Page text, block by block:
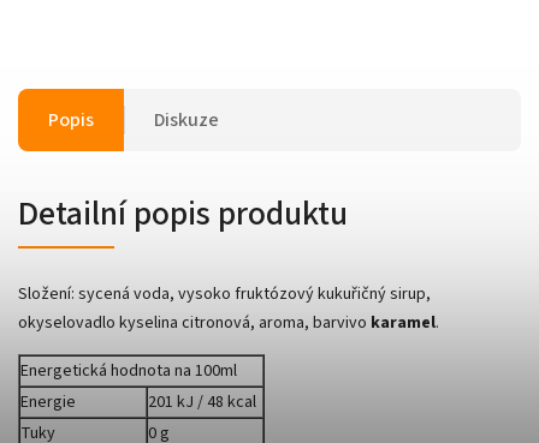
Popis Diskuze
Detailní popis produktu
Složení: sycená voda, vysoko fruktózový kukuřičný sirup,
okyselovadlo kyselina citronová, aroma, barvivo karamel.
Energetická hodnota na 100ml
Energie
201 kJ / 48 kcal
Tuky
0 g